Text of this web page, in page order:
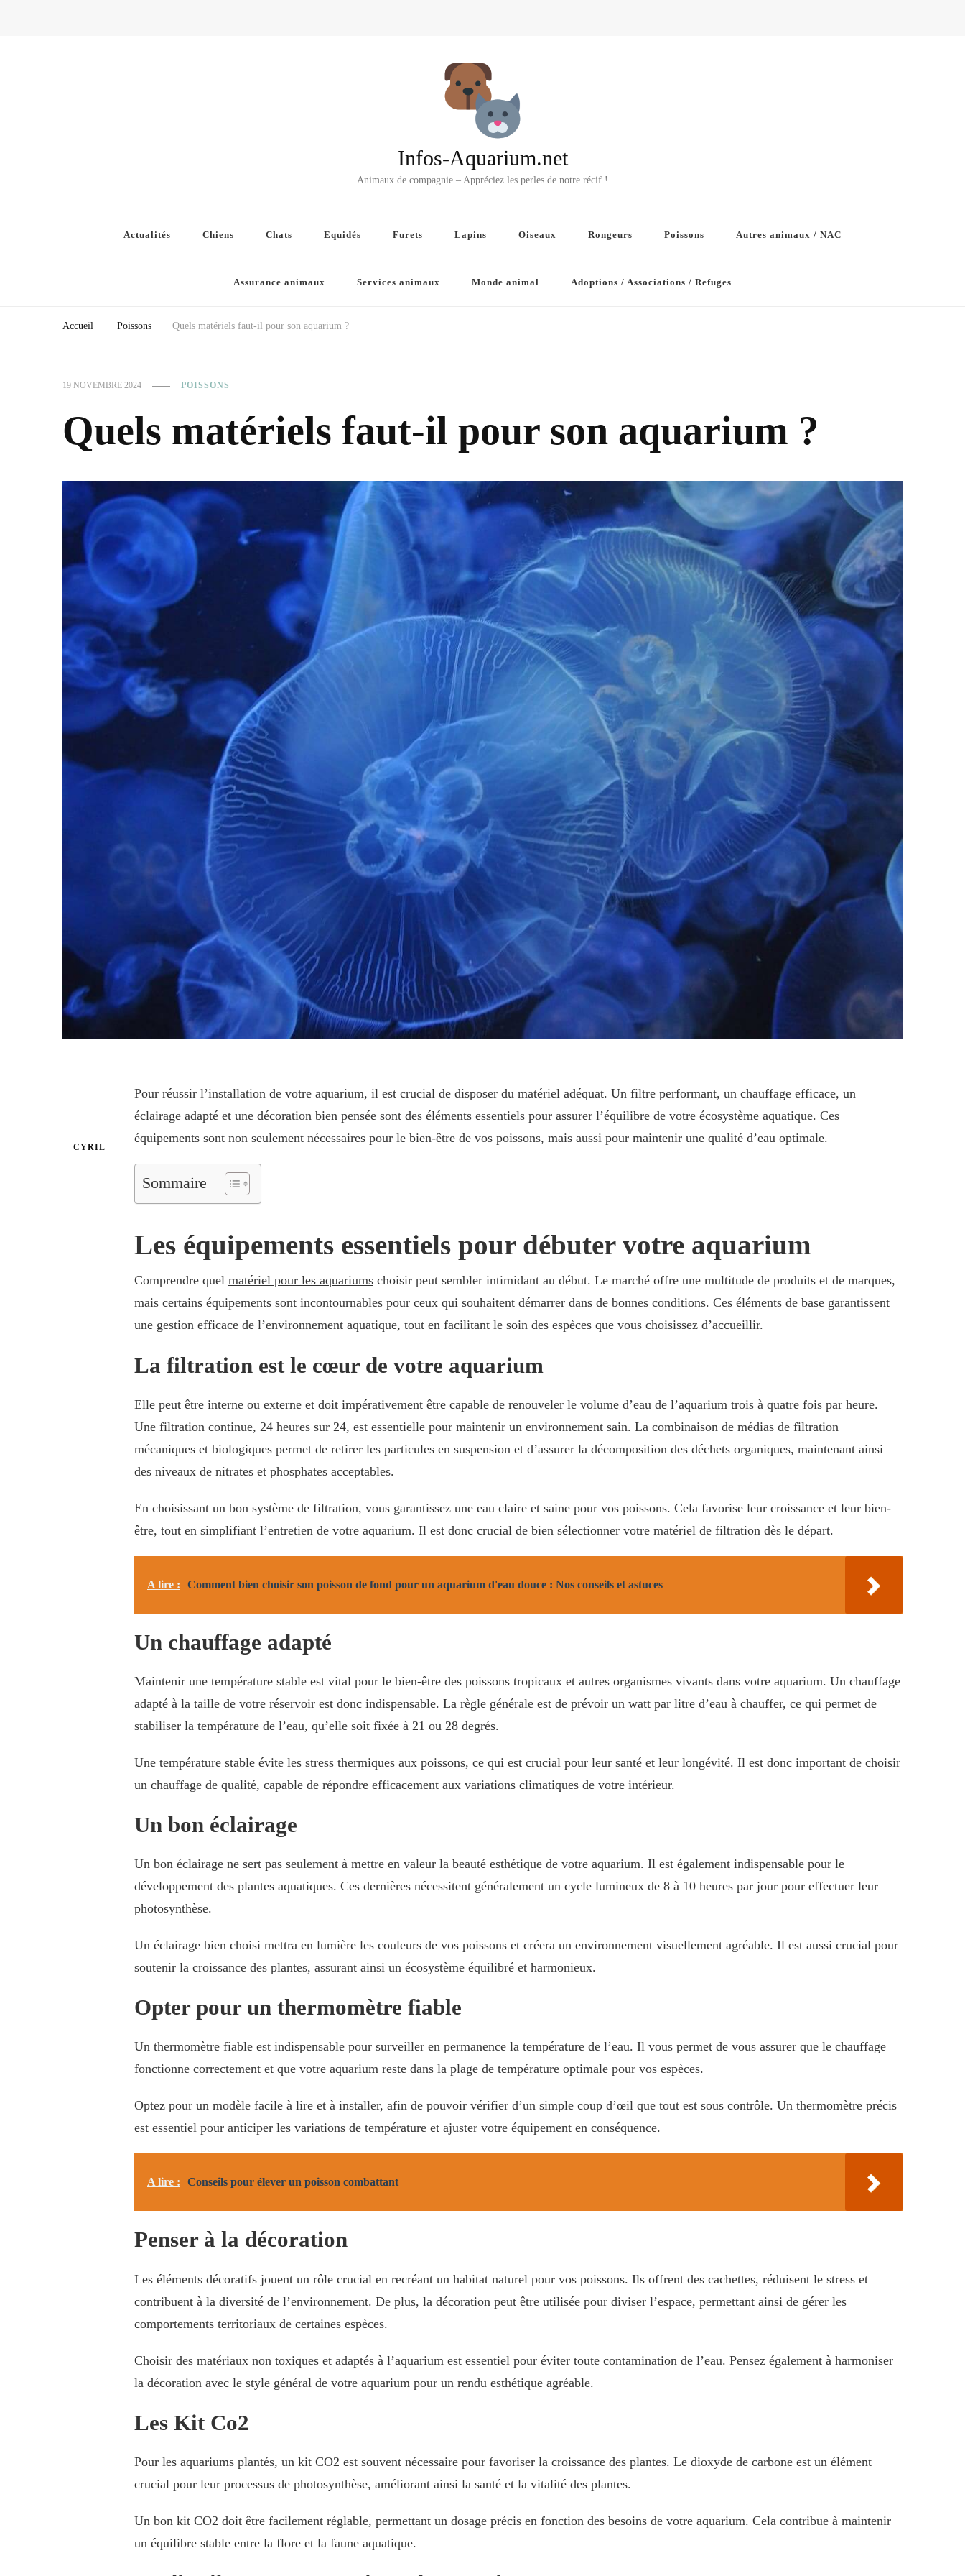
Infos-Aquarium.net
Animaux de compagnie – Appréciez les perles de notre récif !
Actualités Chiens Chats Equidés Furets Lapins Oiseaux Rongeurs Poissons Autres animaux / NAC
Assurance animaux Services animaux Monde animal Adoptions / Associations / Refuges
Accueil Poissons Quels matériels faut-il pour son aquarium ?
19 NOVEMBRE 2024 POISSONS
Quels matériels faut-il pour son aquarium ?
CYRIL
Pour réussir l’installation de votre aquarium, il est crucial de disposer du matériel adéquat. Un filtre performant, un chauffage efficace, un
éclairage adapté et une décoration bien pensée sont des éléments essentiels pour assurer l’équilibre de votre écosystème aquatique. Ces
équipements sont non seulement nécessaires pour le bien-être de vos poissons, mais aussi pour maintenir une qualité d’eau optimale.
Sommaire
Les équipements essentiels pour débuter votre aquarium
Comprendre quel matériel pour les aquariums choisir peut sembler intimidant au début. Le marché offre une multitude de produits et de marques,
mais certains équipements sont incontournables pour ceux qui souhaitent démarrer dans de bonnes conditions. Ces éléments de base garantissent
une gestion efficace de l’environnement aquatique, tout en facilitant le soin des espèces que vous choisissez d’accueillir.
La filtration est le cœur de votre aquarium
Elle peut être interne ou externe et doit impérativement être capable de renouveler le volume d’eau de l’aquarium trois à quatre fois par heure.
Une filtration continue, 24 heures sur 24, est essentielle pour maintenir un environnement sain. La combinaison de médias de filtration
mécaniques et biologiques permet de retirer les particules en suspension et d’assurer la décomposition des déchets organiques, maintenant ainsi
des niveaux de nitrates et phosphates acceptables.
En choisissant un bon système de filtration, vous garantissez une eau claire et saine pour vos poissons. Cela favorise leur croissance et leur bien-
être, tout en simplifiant l’entretien de votre aquarium. Il est donc crucial de bien sélectionner votre matériel de filtration dès le départ.
A lire : Comment bien choisir son poisson de fond pour un aquarium d'eau douce : Nos conseils et astuces
Un chauffage adapté
Maintenir une température stable est vital pour le bien-être des poissons tropicaux et autres organismes vivants dans votre aquarium. Un chauffage
adapté à la taille de votre réservoir est donc indispensable. La règle générale est de prévoir un watt par litre d’eau à chauffer, ce qui permet de
stabiliser la température de l’eau, qu’elle soit fixée à 21 ou 28 degrés.
Une température stable évite les stress thermiques aux poissons, ce qui est crucial pour leur santé et leur longévité. Il est donc important de choisir
un chauffage de qualité, capable de répondre efficacement aux variations climatiques de votre intérieur.
Un bon éclairage
Un bon éclairage ne sert pas seulement à mettre en valeur la beauté esthétique de votre aquarium. Il est également indispensable pour le
développement des plantes aquatiques. Ces dernières nécessitent généralement un cycle lumineux de 8 à 10 heures par jour pour effectuer leur
photosynthèse.
Un éclairage bien choisi mettra en lumière les couleurs de vos poissons et créera un environnement visuellement agréable. Il est aussi crucial pour
soutenir la croissance des plantes, assurant ainsi un écosystème équilibré et harmonieux.
Opter pour un thermomètre fiable
Un thermomètre fiable est indispensable pour surveiller en permanence la température de l’eau. Il vous permet de vous assurer que le chauffage
fonctionne correctement et que votre aquarium reste dans la plage de température optimale pour vos espèces.
Optez pour un modèle facile à lire et à installer, afin de pouvoir vérifier d’un simple coup d’œil que tout est sous contrôle. Un thermomètre précis
est essentiel pour anticiper les variations de température et ajuster votre équipement en conséquence.
A lire : Conseils pour élever un poisson combattant
Penser à la décoration
Les éléments décoratifs jouent un rôle crucial en recréant un habitat naturel pour vos poissons. Ils offrent des cachettes, réduisent le stress et
contribuent à la diversité de l’environnement. De plus, la décoration peut être utilisée pour diviser l’espace, permettant ainsi de gérer les
comportements territoriaux de certaines espèces.
Choisir des matériaux non toxiques et adaptés à l’aquarium est essentiel pour éviter toute contamination de l’eau. Pensez également à harmoniser
la décoration avec le style général de votre aquarium pour un rendu esthétique agréable.
Les Kit Co2
Pour les aquariums plantés, un kit CO2 est souvent nécessaire pour favoriser la croissance des plantes. Le dioxyde de carbone est un élément
crucial pour leur processus de photosynthèse, améliorant ainsi la santé et la vitalité des plantes.
Un bon kit CO2 doit être facilement réglable, permettant un dosage précis en fonction des besoins de votre aquarium. Cela contribue à maintenir
un équilibre stable entre la flore et la faune aquatique.